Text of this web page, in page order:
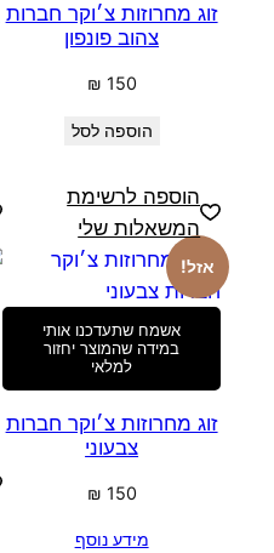
זוג מחרוזות צ׳וקר חברות
צהוב פונפון
₪ 150
הוספה לסל
הוספה לרשימת
המשאלות שלי
אזל!
אשמח שתעדכנו אותי
במידה שהמוצר יחזור
למלאי
זוג מחרוזות צ׳וקר חברות
צבעוני
₪ 150
מידע נוסף